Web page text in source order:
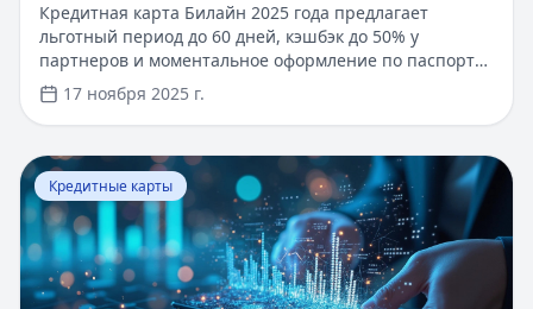
Кредитная карта Билайн 2025 года предлагает
льготный период до 60 дней, кэшбэк до 50% у
партнеров и моментальное оформление по паспорту.
Заемные средства до 300 000 рублей доступны без
подтверждения дохода. Узнайте, как получить карту с
выгодными условиями и управлять финансами
эффективно. Для сравнения кредитных продуктов и
выбора оптимального решения воспользуйтесь
сервисом Кредитный Зай, где собраны актуальные
предложения от ведущих банков
17 ноября 2025 г.
Перейти к статье:Что такое паи фондов?
Кредитные карты